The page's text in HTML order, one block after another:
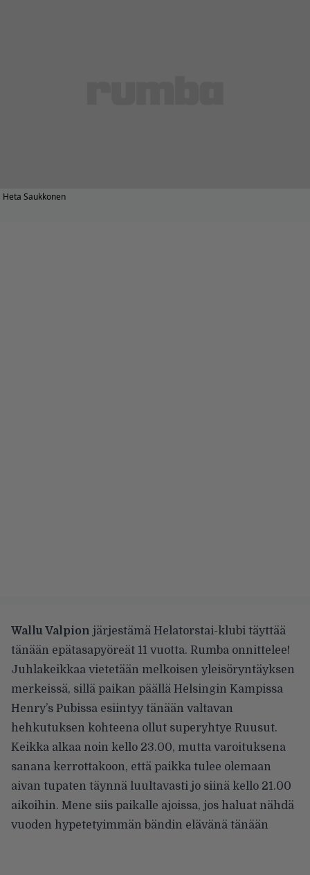
Heta Saukkonen
Wallu Valpion järjestämä Helatorstai-klubi täyttää
tänään epätasapyöreät 11 vuotta. Rumba onnittelee!
Juhlakeikkaa vietetään melkoisen yleisöryntäyksen
merkeissä, sillä paikan päällä Helsingin Kampissa
Henry’s Pubissa esiintyy tänään valtavan
hehkutuksen kohteena ollut superyhtye Ruusut.
Keikka alkaa noin kello 23.00, mutta varoituksena
sanana kerrottakoon, että paikka tulee olemaan
aivan tupaten täynnä luultavasti jo siinä kello 21.00
aikoihin. Mene siis paikalle ajoissa, jos haluat nähdä
vuoden hypetetyimmän bändin elävänä tänään